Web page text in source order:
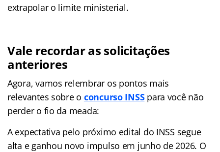
extrapolar o limite ministerial.
Vale recordar as solicitações
anteriores
Agora, vamos relembrar os pontos mais
relevantes sobre o concurso INSSpara você não
perder o fio da meada:
A expectativa pelo próximo edital do INSS segue
alta e ganhou novo impulso em junho de 2026. O